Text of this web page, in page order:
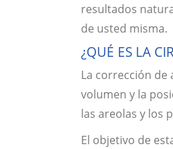
resultados
de usted misma.
¿QUÉ ES LA
La corrección
volumen y la
las areolas y los
El objetivo de